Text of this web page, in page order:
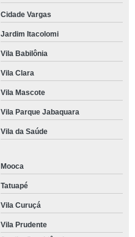
Cidade Vargas
Jardim Itacolomi
Vila Babilônia
Vila Clara
Vila Mascote
Vila Parque Jabaquara
Vila da Saúde
Mooca
Tatuapé
Vila Curuçá
Vila Prudente